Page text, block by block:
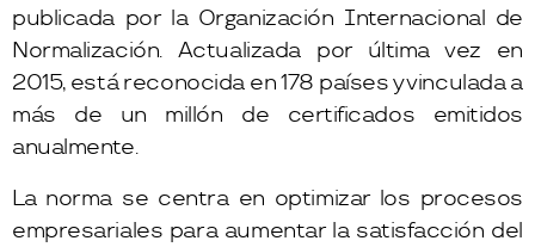
publicada por la Organización Internacional de
Normalización. Actualizada por última vez en
2015, está reconocida en 178 países y vinculada a
más de un millón de certificados emitidos
anualmente.
La norma se centra en optimizar los procesos
empresariales para aumentar la satisfacción del